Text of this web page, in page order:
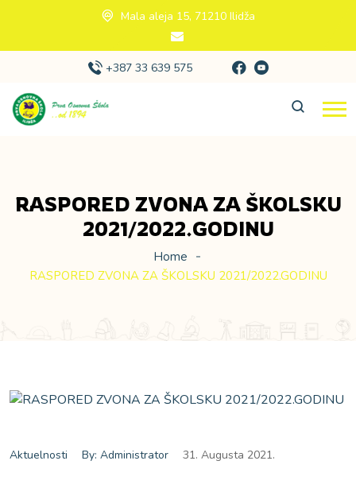
Mala aleja 15, 71210 Ilidža
+387 33 639 575
RASPORED ZVONA ZA ŠKOLSKU
2021/2022.GODINU
Home
RASPORED ZVONA ZA ŠKOLSKU 2021/2022.GODINU
Aktuelnosti By: Administrator 31. Augusta 2021.